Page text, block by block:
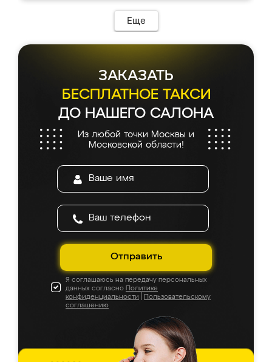
Еще
ЗАКАЗАТЬ
БЕСПЛАТНОЕ ТАКСИ
ДО НАШЕГО САЛОНА
Из любой точки Москвы и
Московской области!
Отправить
Я соглашаюсь на передачу персональных
данных согласно Политике
конфиденциальности
Пользовательскому
соглашению